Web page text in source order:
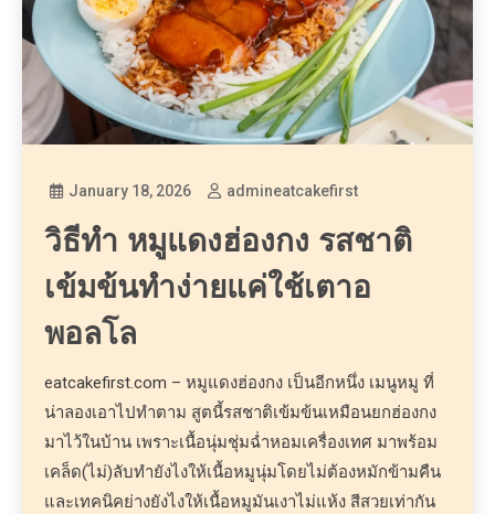
January 18, 2026 admineatcakefirst
วิธีทำ หมูแดงฮ่องกง รสชาติ
เข้มข้นทำง่ายแค่ใช้เตาอ
พอลโล
eatcakefirst.com – หมูแดงฮ่องกง เป็นอีกหนึ่ง เมนูหมู ที่
น่าลองเอาไปทำตาม สูตนี้รสชาติเข้มข้นเหมือนยกฮ่องกง
มาไว้ในบ้าน เพราะเนื้อนุ่มชุ่มฉ่ำหอมเครื่องเทศ มาพร้อม
เคล็ด(ไม่)ลับทำยังไงให้เนื้อหมูนุ่มโดยไม่ต้องหมักข้ามคืน
และเทคนิคย่างยังไงให้เนื้อหมูมันเงาไม่แห้ง สีสวยเท่ากัน